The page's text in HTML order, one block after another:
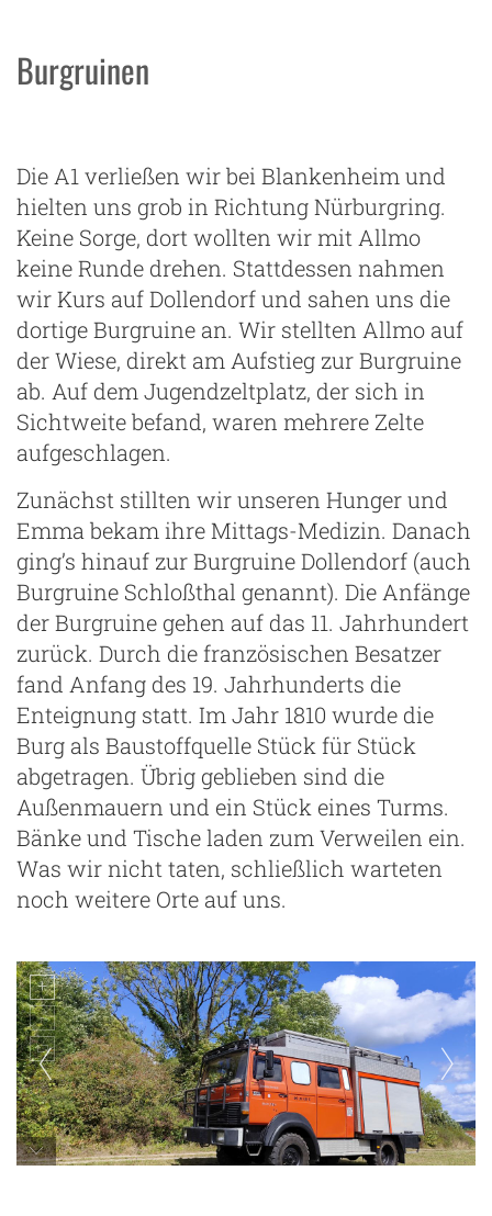
Burgruinen
Die A1 verließen wir bei Blankenheim und
hielten uns grob in Richtung Nürburgring.
Keine Sorge, dort wollten wir mit Allmo
keine Runde drehen. Stattdessen nahmen
wir Kurs auf Dollendorf und sahen uns die
dortige Burgruine an. Wir stellten Allmo auf
der Wiese, direkt am Aufstieg zur Burgruine
ab. Auf dem Jugendzeltplatz, der sich in
Sichtweite befand, waren mehrere Zelte
aufgeschlagen.
Zunächst stillten wir unseren Hunger und
Emma bekam ihre Mittags-Medizin. Danach
ging’s hinauf zur Burgruine Dollendorf (auch
Burgruine Schloßthal genannt). Die Anfänge
der Burgruine gehen auf das 11. Jahrhundert
zurück. Durch die französischen Besatzer
fand Anfang des 19. Jahrhunderts die
Enteignung statt. Im Jahr 1810 wurde die
Burg als Baustoffquelle Stück für Stück
abgetragen. Übrig geblieben sind die
Außenmauern und ein Stück eines Turms.
Bänke und Tische laden zum Verweilen ein.
Was wir nicht taten, schließlich warteten
noch weitere Orte auf uns.